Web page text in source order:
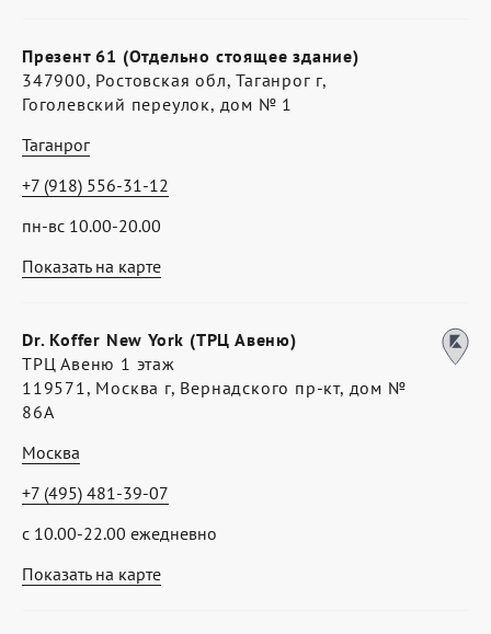
Показать на карте
Презент 61 (Отдельно стоящее здание)
347900, Ростовская обл, Таганрог г,
Гоголевский переулок, дом № 1
Таганрог
пн-вс 10.00-20.00
+7 (918) 556-31-12
Показать на карте
Dr. Koffer New York (ТРЦ Авеню)
ТРЦ Авеню 1 этаж
119571, Москва г, Вернадского пр-кт, дом №
86А
Москва
с 10.00-22.00 ежедневно
+7 (495) 481-39-07